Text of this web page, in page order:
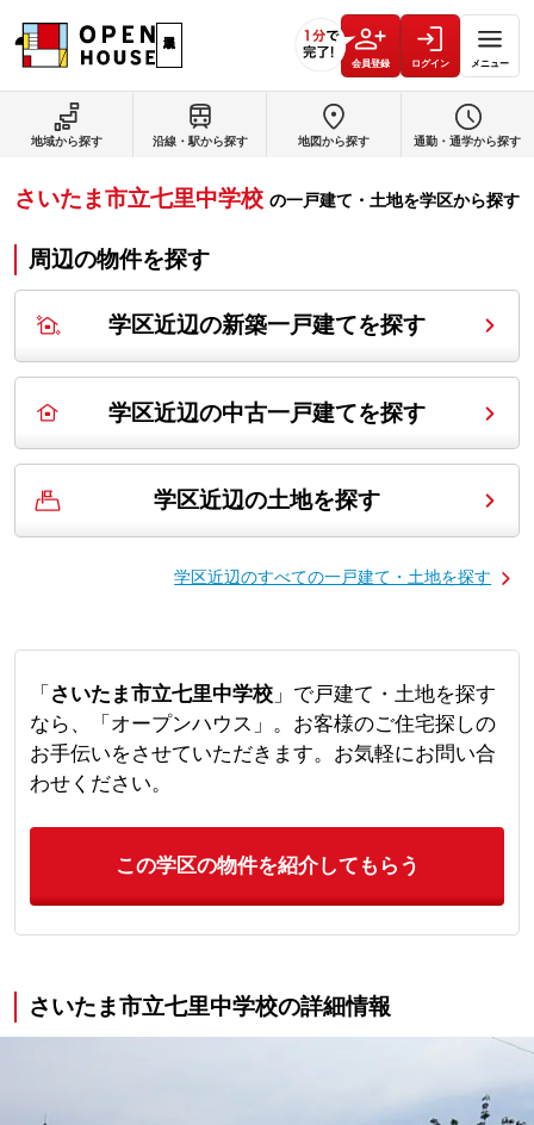
会員登録 ログイン メニュー
地域から探す 沿線・駅から探す 地図から探す 通勤・通学から探す
さいたま市立七里中学校 の一戸建て・土地を学区から探す
周辺の物件を探す
学区近辺の新築一戸建てを探す
学区近辺の中古一戸建てを探す
学区近辺の土地を探す
学区近辺のすべての一戸建て・土地を探す
「 さいたま市立七里中学校」で戸建て・土地を探す
なら、「オープンハウス」。お客様のご住宅探しの
お手伝いをさせていただきます。お気軽にお問い合
わせください。
この学区の物件を紹介してもらう
さいたま市立七里中学校の詳細情報